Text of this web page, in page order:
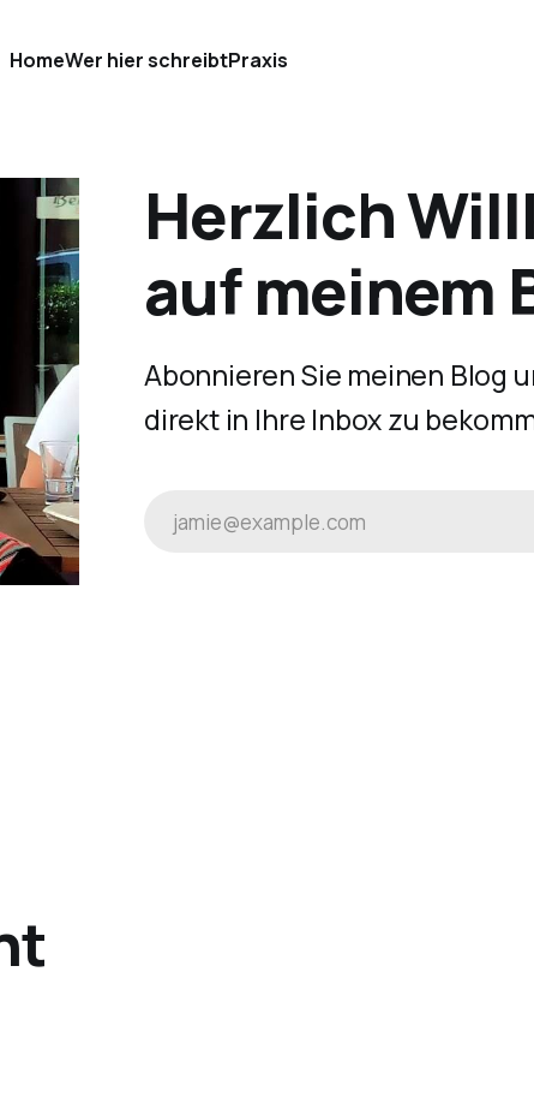
HomeWer hier schreibtPraxis
Herzlich
auf meinem
Abonnieren Sie meinen Blog
direkt in Ihre Inbox zu
jamie@example.com